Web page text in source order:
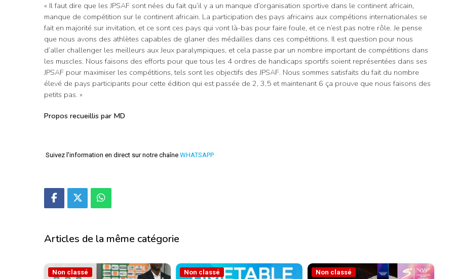
« Il faut dire que les JPSAF sont nées du fait qu’il y a un manque d’organisation sportive dans le continent africain,
manque de compétition sur le continent africain. La participation des pays africains aux compétions internationales se
fait en majorité sur invitation, et ce sont ces pays qui vont là-bas pour faire foule, et ce n’est pas notre rôle. Je pense
que nous avons des athlètes capables de glaner des médailles dans ces compétitions. Il est question pour nous
d’aller challenger les meilleurs aux Jeux paralympiques, et cela passe par un nombre important de compétitions dans
les muscles. Nous faisons des efforts pour que tous les 4 ordres de handicaps sportifs soient représentées dans ses
JPSAF pour maximiser les compétitions, tels sont les objectifs des JPSAF. Nous sommes satisfaits du fait du nombre
élevé de pays participants pour cette édition qui est passée de 2, 3,5 et maintenant 6 ça prouve que nous faisons des
petits pas. »
Propos recueillis par MD
Suivez l'information en direct sur notre chaîne WHATSAPP
Articles de la même catégorie
Non classé Non classé Non classé